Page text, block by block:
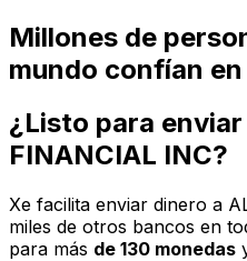
Millones de
mundo confían en
¿Listo para
FINANCIAL INC?
Xe facilita enviar dinero a
miles de otros bancos en
para más de 130 monedas